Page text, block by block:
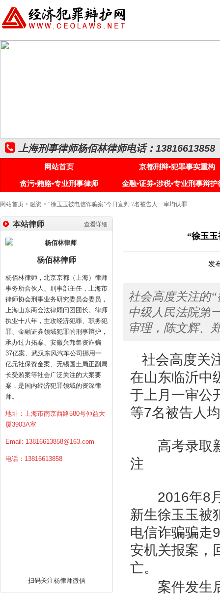
上海刑事律师杨佰林律师电话：13816613858
网站首页
京都刑辩•犯罪事实重构
贪污•贿赂•专业刑事律师
金融•证券•涉税•专业刑事辩护
网站首页 > 融资 > “徐玉玉被电信诈骗案”今日宣判 7名被告人一审均认罪
查看详细
本站律师
杨佰林律师
杨佰林律师，北京京都（上海）律师
事务所合伙人、刑事部主任，上海市
律师协会刑事业务研究委员会委员，
上海山东商会法律顾问团团长。律师
执业十八年，主攻经济犯罪、职务犯
罪、金融证券领域犯罪的刑事辩护，
承办过力拓案、安徽兴邦集资诈骗
37亿案、武汉东风汽车公司挪用一
亿元社保资金案、无锡国土局正副局
长受贿案等社会广泛关注的大案要
案，是国内经济犯罪领域的资深律
师。
地址：上海市南京西路580号仲益大
厦3903A室
Email: 13816613858@163.com
电话：13816613858
扫码关注杨律师微信
“徐玉
发
社会高度关注的
中级人民法院第
审理，陈文辉、
社会高度关
在山东临沂中
于上月一审公
等7名被告人
高考录取新
注
2016年8
新生徐玉玉被
电信诈骗骗走
安机关报案，
亡。
案件发生后